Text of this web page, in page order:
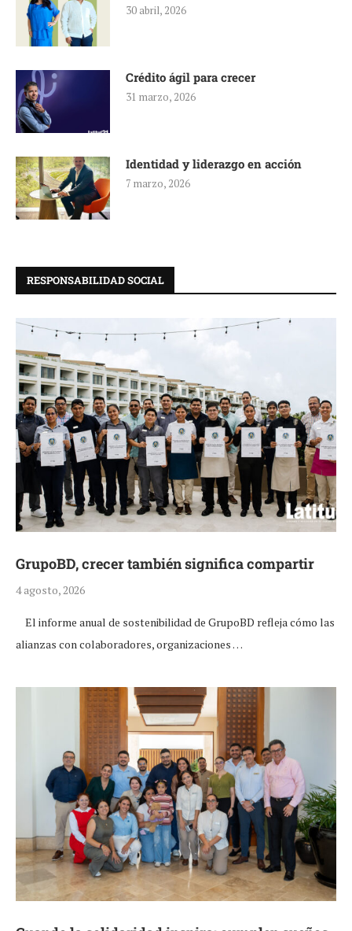
30 abril, 2026
Crédito ágil para crecer
31 marzo, 2026
Identidad y liderazgo en acción
7 marzo, 2026
RESPONSABILIDAD SOCIAL
GrupoBD, crecer también significa compartir
4 agosto, 2026
El informe anual de sostenibilidad de GrupoBD refleja cómo las
alianzas con colaboradores, organizaciones …